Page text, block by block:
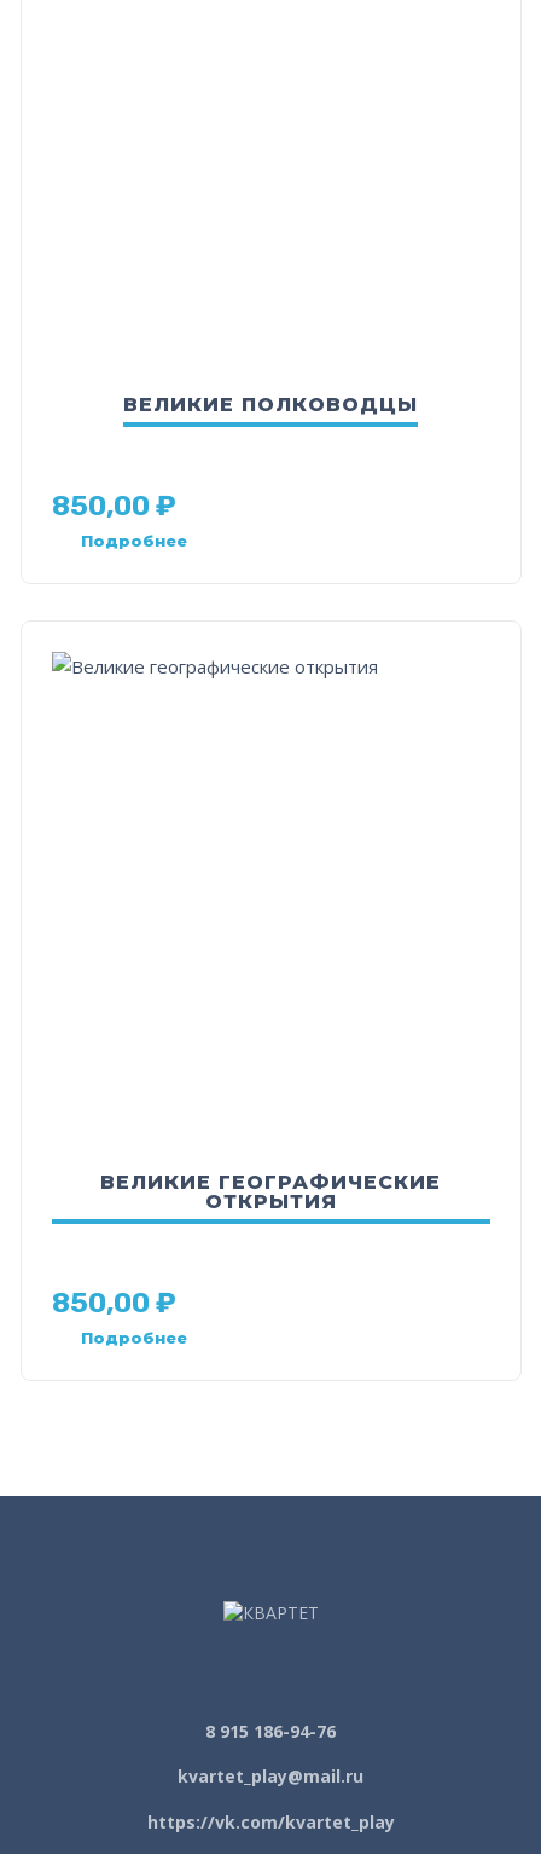
ВЕЛИКИЕ ПОЛКОВОДЦЫ
850,00 ₽
Подробнее
ВЕЛИКИЕ ГЕОГРАФИЧЕСКИЕ
ОТКРЫТИЯ
850,00 ₽
Подробнее
8 915 186-94-76
kvartet_play@mail.ru
https://vk.com/kvartet_play